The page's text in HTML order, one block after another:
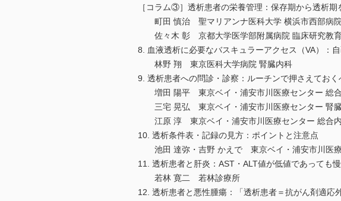
［コラム③］透析患者の栄養管理：保存期から透析期
町田 慎治 聖マリアンナ医科大学 横浜市西部病院
佐々木 彰 京都大学医学部附属病院 臨床研究教
8. 血液透析に必要なバスキュラーアクセス（VA）：
林野 翔 東京医科大学病院 腎臓内科
9. 透析患者への問診・診察：ルーチンで押さえておく
増田 陽平 東京ベイ・浦安市川医療センター 総
三宅 晃弘 東京ベイ・浦安市川医療センター 腎臓
江原 淳 東京ベイ・浦安市川医療センター 総合
10. 透析条件表・記録の見方：ポイントと注意点
池田 達弥・吉野 かえで 東京ベイ・浦安市川医療
11. 透析患者と肝炎：AST・ALT値が低値であっても
若林 寛二 若林診療所
12. 透析患者と悪性腫瘍：「透析患者＝抗がん剤適応